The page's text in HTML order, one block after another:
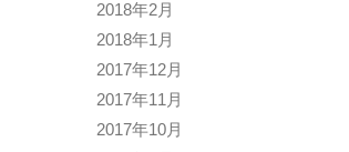
2018年2月
2018年1月
2017年12月
2017年11月
2017年10月